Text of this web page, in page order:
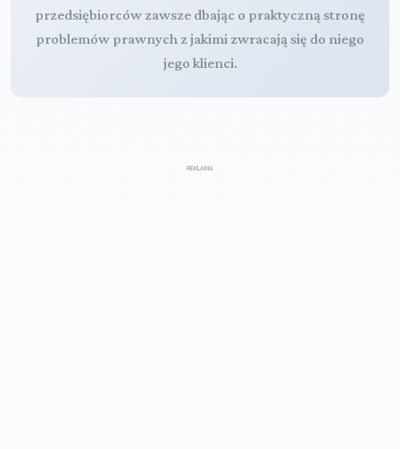
przedsiębiorców zawsze dbając o praktyczną stronę
problemów prawnych z jakimi zwracają się do niego
jego klienci.
REKLAMA